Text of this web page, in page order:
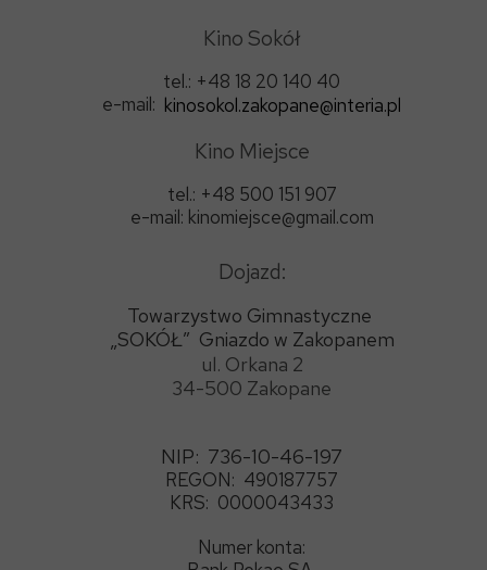
Kino Miejsce
tel.: +48 500 151 907
e-mail: kinomiejsce@gmail.com
Kino Sokół
tel.: +48 18 20 140 40
e-mail: kinosokol.zakopane@interia.pl
Dojazd:
Towarzystwo Gimnastyczne
„SOKÓŁ” Gniazdo w Zakopanem
ul. Orkana 2
34-500 Zakopane
NIP: 736-10-46-197
REGON: 490187757
KRS: 0000043433
Numer konta: